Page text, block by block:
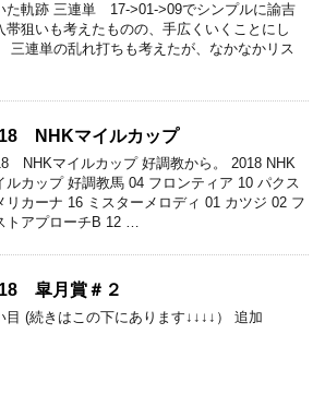
た軌跡 三連単 17->01->09でシンプルに諭吉
帯狙いも考えたものの、手広くいくことにし
三連単の乱れ打ちも考えたが、なかなかリス
NHKマイルカップ
NHKマイルカップ 好調教から。 2018 NHK
ルカップ 好調教馬 04 フロンティア 10 パクス
リカーナ 16 ミスターメロディ 01 カツジ 02 フ
トアプローチB 12 …
皐月賞＃２
目 (続きはこの下にあります↓↓↓↓） 追加